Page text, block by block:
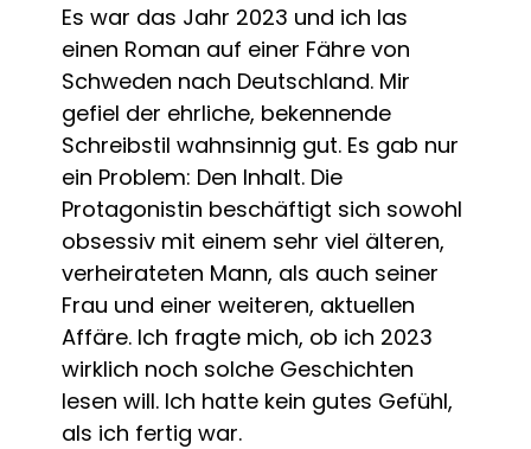
Es war das Jahr 2023 und ich las
einen Roman auf einer Fähre von
Schweden nach Deutschland. Mir
gefiel der ehrliche, bekennende
Schreibstil wahnsinnig gut. Es gab nur
ein Problem: Den Inhalt. Die
Protagonistin beschäftigt sich sowohl
obsessiv mit einem sehr viel älteren,
verheirateten Mann, als auch seiner
Frau und einer weiteren, aktuellen
Affäre. Ich fragte mich, ob ich 2023
wirklich noch solche Geschichten
lesen will. Ich hatte kein gutes Gefühl,
als ich fertig war.